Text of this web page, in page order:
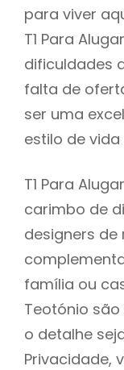
para viver
T1 Para
dificuldades
falta de
ser uma
estilo de
T1 Para
carimbo de
designers de
família ou
Teotónio
o detalhe
Privacidade,